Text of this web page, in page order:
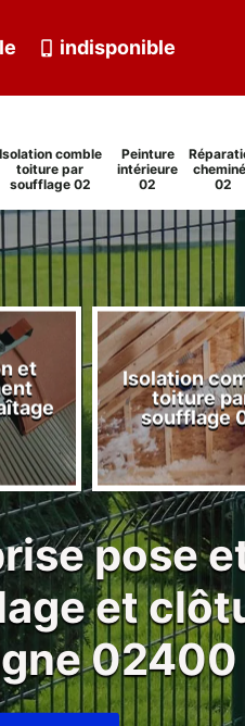
indisponible
Isolation comble
toiture par
soufflage 02
Peinture
intérieure
02
02
et
Isolation
toiture
soufflage
pose
et
02400